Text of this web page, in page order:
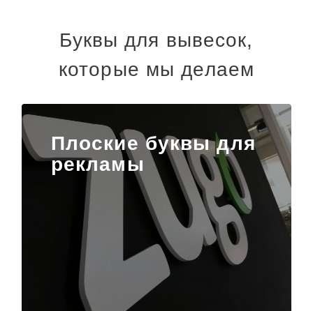
Буквы для вывесок,
которые мы делаем
Плоские буквы для
рекламы